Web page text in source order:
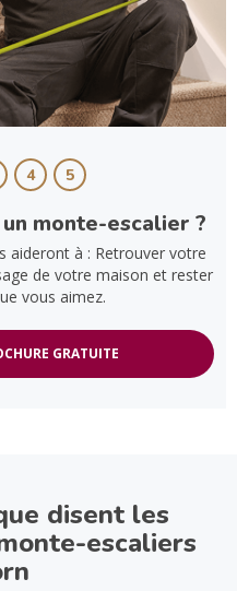
4 5
monte-escalier ?
aideront à : Retrouver votre
de votre maison et rester
vous aimez.
GRATUITE
disent les
escaliers